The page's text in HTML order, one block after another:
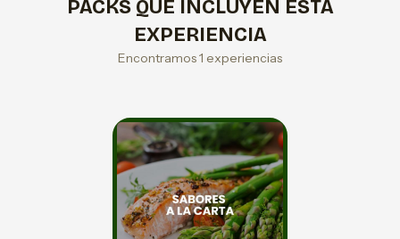
PACKS QUE INCLUYEN ESTA
EXPERIENCIA
Encontramos 1 experiencias